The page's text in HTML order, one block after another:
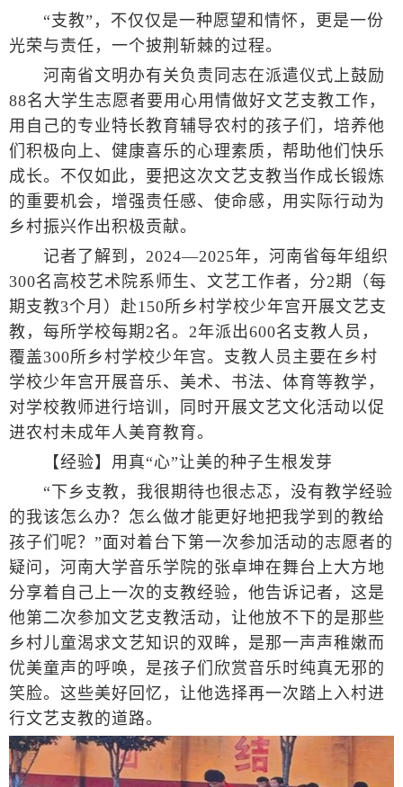
“支教”，不仅仅是一种愿望和情怀，更是一份
光荣与责任，一个披荆斩棘的过程。
河南省文明办有关负责同志在派遣仪式上鼓励
88名大学生志愿者要用心用情做好文艺支教工作，
用自己的专业特长教育辅导农村的孩子们，培养他
们积极向上、健康喜乐的心理素质，帮助他们快乐
成长。不仅如此，要把这次文艺支教当作成长锻炼
的重要机会，增强责任感、使命感，用实际行动为
乡村振兴作出积极贡献。
记者了解到，2024—2025年，河南省每年组织
300名高校艺术院系师生、文艺工作者，分2期（每
期支教3个月）赴150所乡村学校少年宫开展文艺支
教，每所学校每期2名。2年派出600名支教人员，
覆盖300所乡村学校少年宫。支教人员主要在乡村
学校少年宫开展音乐、美术、书法、体育等教学，
对学校教师进行培训，同时开展文艺文化活动以促
进农村未成年人美育教育。
【经验】用真“心”让美的种子生根发芽
“下乡支教，我很期待也很忐忑，没有教学经验
的我该怎么办？怎么做才能更好地把我学到的教给
孩子们呢？”面对着台下第一次参加活动的志愿者的
疑问，河南大学音乐学院的张卓坤在舞台上大方地
分享着自己上一次的支教经验，他告诉记者，这是
他第二次参加文艺支教活动，让他放不下的是那些
乡村儿童渴求文艺知识的双眸，是那一声声稚嫩而
优美童声的呼唤，是孩子们欣赏音乐时纯真无邪的
笑脸。这些美好回忆，让他选择再一次踏上入村进
行文艺支教的道路。